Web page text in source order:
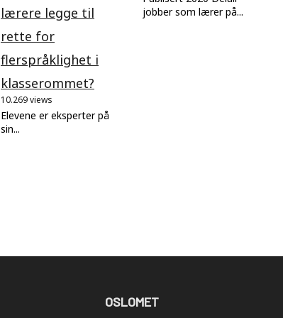
lærere legge til
rette for
flerspråklighet i
klasserommet?
10.269 views
Elevene er eksperter på
sin...
jobber som lærer på...
OSLOMET